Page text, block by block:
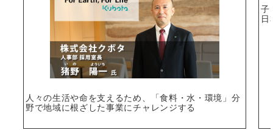
選択する
人々の生活や命を支えるため、「食料・水・環境」分
野で地域に根ざした事業にチャレンジする
子
日